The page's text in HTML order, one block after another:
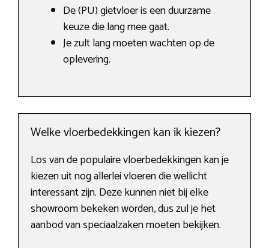
De (PU) gietvloer is een duurzame
keuze die lang mee gaat.
Je zult lang moeten wachten op de
oplevering.
Welke vloerbedekkingen kan ik kiezen?
Los van de populaire vloerbedekkingen kan je
kiezen uit nog allerlei vloeren die wellicht
interessant zijn. Deze kunnen niet bij elke
showroom bekeken worden, dus zul je het
aanbod van speciaalzaken moeten bekijken.